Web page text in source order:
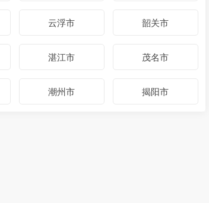
云浮市 韶关市
湛江市 茂名市
潮州市 揭阳市